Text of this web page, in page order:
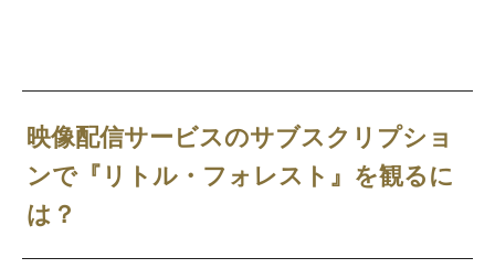
映像配信サービスのサブスクリプショ
ンで『リトル・フォレスト』を観るに
は？